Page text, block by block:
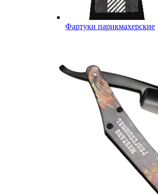
Фартуки парикмахерские